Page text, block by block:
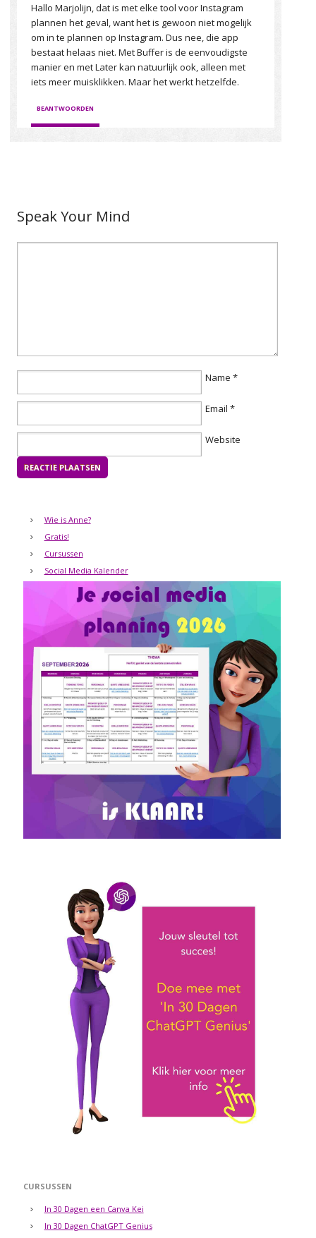
Hallo Marjolijn, dat is met elke tool voor Instagram
plannen het geval, want het is gewoon niet mogelijk
om in te plannen op Instagram. Dus nee, die app
bestaat helaas niet. Met Buffer is de eenvoudigste
manier en met Later kan natuurlijk ook, alleen met
iets meer muisklikken. Maar het werkt hetzelfde.
BEANTWOORDEN
Speak Your Mind
Name *
Email *
Website
Wie is Anne?
Gratis!
Cursussen
Social Media Kalender
CURSUSSEN
In 30 Dagen een Canva Kei
In 30 Dagen ChatGPT Genius